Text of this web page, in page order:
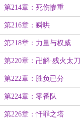
第214章：死伤惨重
第216章：瞬哄
第218章：力量与权威
第220章：卍解·残火太刀
第222章：胜负已分
第224章：零番队
第226章：忏罪之塔